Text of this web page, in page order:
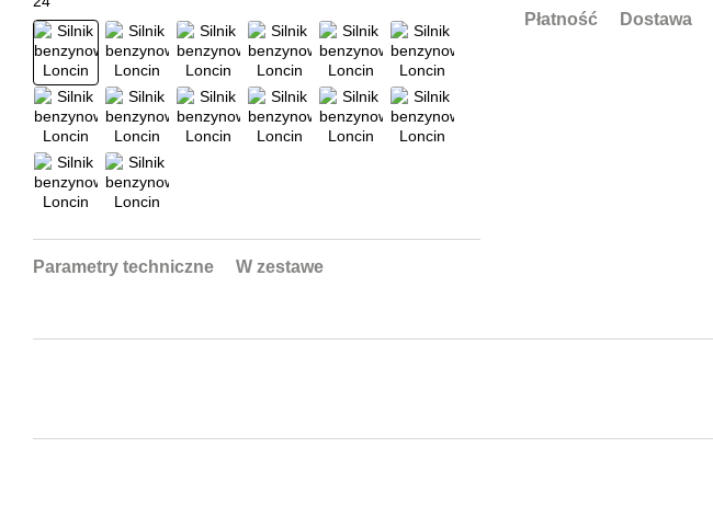
Parametry techniczne W zestawe
Płatność
Dostawa